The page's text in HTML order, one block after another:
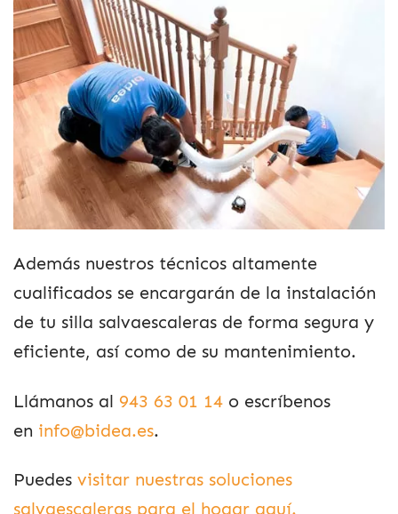
Además nuestros técnicos altamente
cualificados se encargarán de la instalación
de tu silla salvaescaleras de forma segura y
eficiente, así como de su mantenimiento.
Llámanos al 943 63 01 14 o escríbenos
en info@bidea.es.
Puedes visitar nuestras soluciones
salvaescaleras para el hogar aquí.